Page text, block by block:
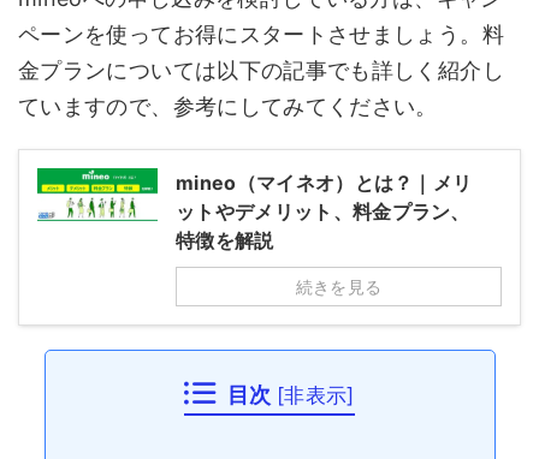
ペーンを使ってお得にスタートさせましょう。料
金プランについては以下の記事でも詳しく紹介し
ていますので、参考にしてみてください。
mineo（マイネオ）とは？｜メリ
ットやデメリット、料金プラン、
特徴を解説
続きを見る
目次 [非表示]